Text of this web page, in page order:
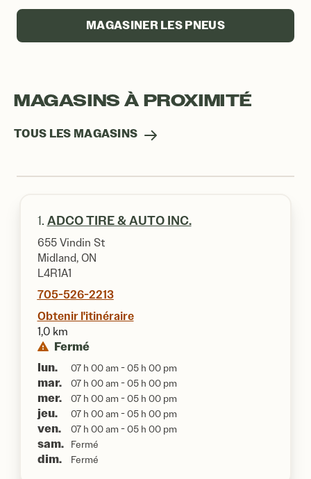
MAGASINER LES PNEUS
MAGASINS À PROXIMITÉ
TOUS LES MAGASINS
1. ADCO TIRE & AUTO INC.
655 Vindin St
Midland, ON
L4R1A1
705-526-2213
Obtenir l'itinéraire
1,0 km
Fermé
lun.
07 h 00 am - 05 h 00 pm
mar. 07 h 00 am - 05 h 00 pm
mer. 07 h 00 am - 05 h 00 pm
jeu. 07 h 00 am - 05 h 00 pm
ven. 07 h 00 am - 05 h 00 pm
sam. Fermé
dim. Fermé